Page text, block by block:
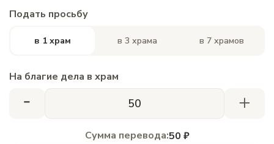
Подать просьбу
в 1 храм в 3 храма в 7 храмов
На благие дела в храм
- +
Сумма перевода:50 ₽